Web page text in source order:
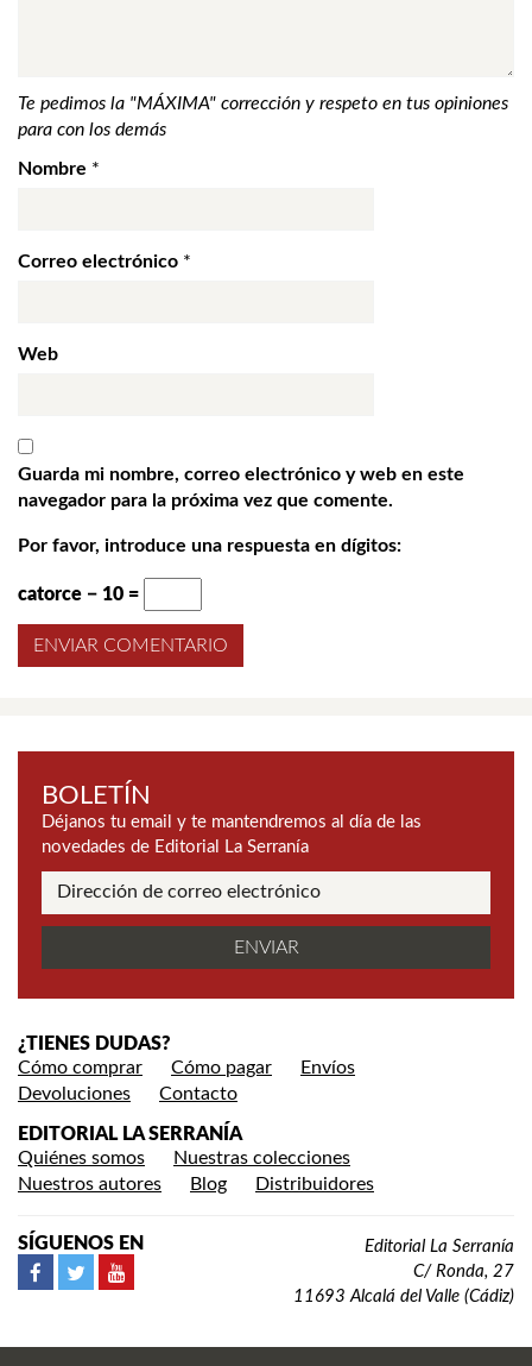
Te pedimos la "MÁXIMA" corrección y respeto en tus opiniones
para con los demás
Nombre *
Correo electrónico *
Web
Guarda mi nombre, correo electrónico y web en este
navegador para la próxima vez que comente.
Por favor, introduce una respuesta en dígitos:
catorce − 10 =
BOLETÍN
Déjanos tu email y te mantendremos al día de las
novedades de Editorial La Serranía
¿TIENES DUDAS?
Cómo comprar
Cómo pagar
Envíos
Devoluciones
Contacto
EDITORIAL LA SERRANÍA
Quiénes somos
Nuestras colecciones
Nuestros autores
Blog Distribuidores
SÍGUENOS EN
Editorial La Serranía
C/ Ronda, 27
11693 Alcalá del Valle (Cádiz)